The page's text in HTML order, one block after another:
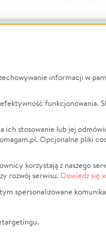
LGBTQ+
Powódź
Wichura
Religia
Edukacja
informacji w
funkcjonowania.
ich stosowanie lub jej
Opcjonalne pliki
korzystają z naszego
rozwój serwisu. Dowiedz się
spersonalizowane